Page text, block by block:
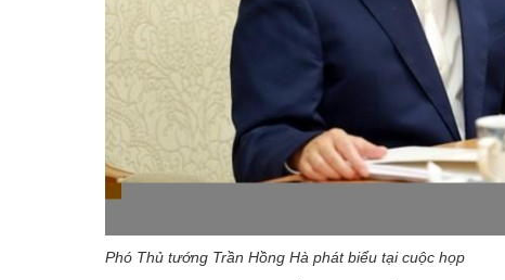
Phó Thủ tướng Trần Hồng Hà phát biểu tại cuộc họp